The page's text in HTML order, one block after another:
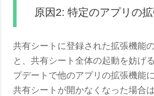
原因2: 特定のアプリの
共有シートに登録された拡張機能
と、共有シート全体の起動を妨げ
プデートで他のアプリの拡張機能
共有シートが開かなくなった場合